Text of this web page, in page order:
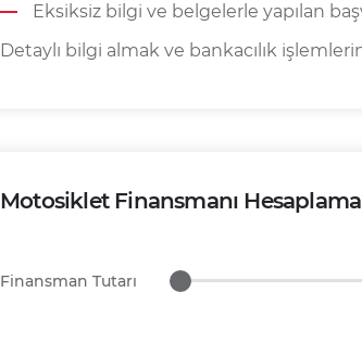
Eksiksiz bilgi ve belgelerle yapılan
Detaylı bilgi almak ve bankacılık
Motosiklet Finansmanı Hesaplama
Finansman Tutarı